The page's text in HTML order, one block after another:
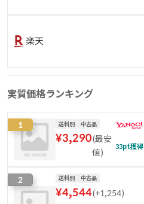
楽天
実質価格ランキング
1 送料別 中古品
¥3,290(最安
値)
33pt獲得
2 送料別 中古品
¥4,544(+1,254)